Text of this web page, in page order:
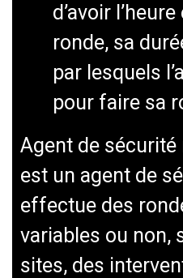
d’avoir
ronde, sa
par lesquels
pour faire sa
Agent de
est un agent de
effectue des
variables ou non,
sites, des